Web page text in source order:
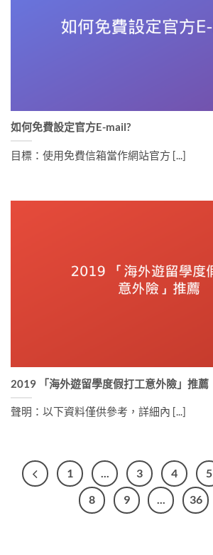
如何免費設定官方E-mail?
目標：使用免費信箱當作網站官方 [...]
2019 「海外遊留學度假打工意外險」推薦
聲明：以下資料僅供參考，詳細內 [...]
1 ... 3 4 5
8
9 ... 36